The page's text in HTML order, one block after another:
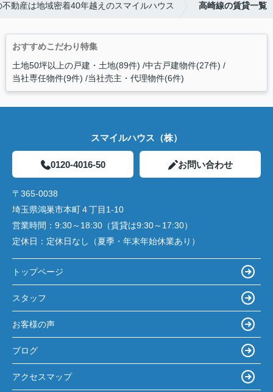
不動産は地域密着40年越えのスマイルハウス 高崎線の賃貸一覧
おすすめこだわり特集
土地50坪以上の戸建・土地(89件) 中古戸建物件(27件)
当社専任物件(9件) 当社売主・代理物件(6件)
スマイルハウス（株）
0120-4016-50 お問い合わせ
〒365-0038
埼玉県鴻巣市本町４丁目1-10
営業時間： 9:30～18:30（賃貸は9:30～17:30）
定休日： 定休日なし（夏季・年末年始休業あり）
トップページ
スタッフ
お客様の声
ブログ
アクセスマップ